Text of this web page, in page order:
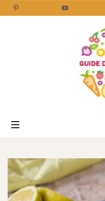
Aliments
www.guidedesaliments.com